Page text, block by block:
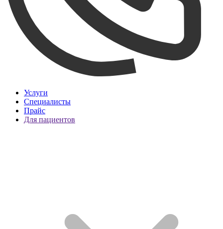
Услуги
Специалисты
Прайс
Для пациентов